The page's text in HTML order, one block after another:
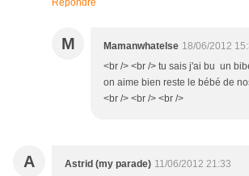
Répondre
M Mamanwhatelse 18/06/2012
<br /> <br /> tu sais j'ai bu un
on aime bien reste le bébé de
<br /> <br /> <br />
A Astrid (my parade) 11/06/2012 21:33